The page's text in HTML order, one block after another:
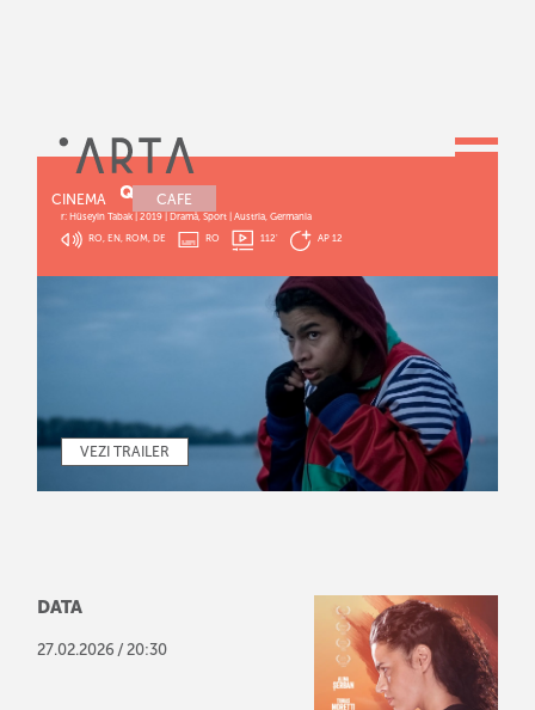
CINEMA CAFE
GIPSY QUEEN
r: Hüseyin Tabak | 2019 | Dramă, Sport | Austria, Germania
RO, EN, ROM, DE
RO 112' AP 12
VEZI TRAILER
DATA
27.02.2026 / 20:30